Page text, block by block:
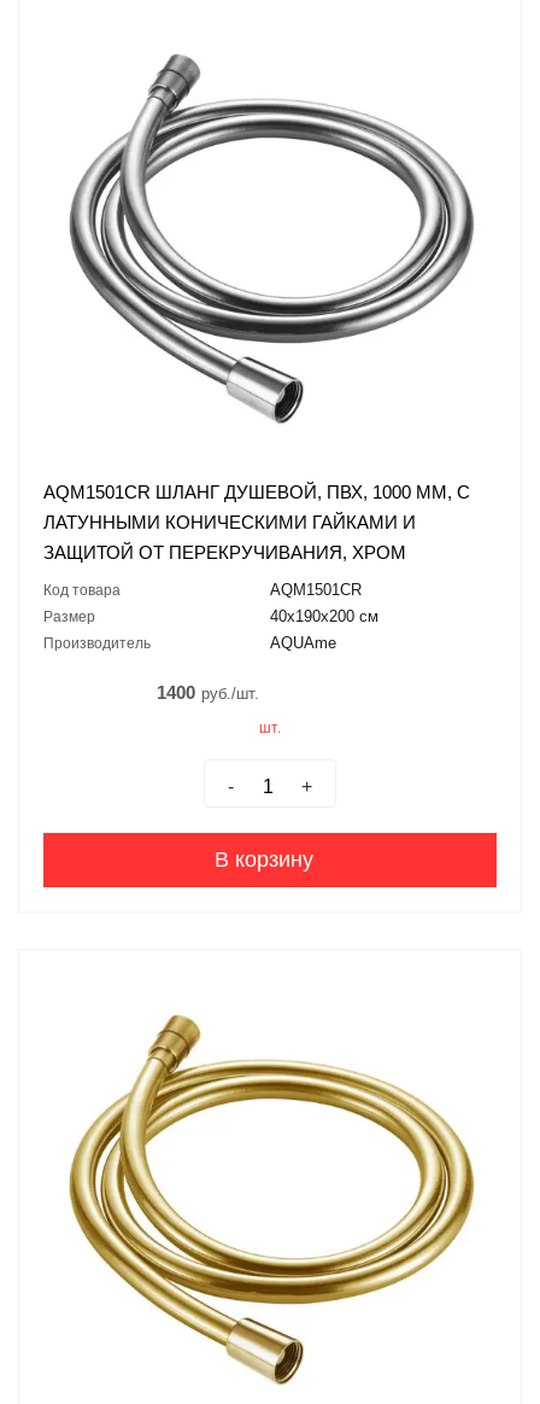
AQM1501CR ШЛАНГ ДУШЕВОЙ, ПВХ, 1000 ММ, С
ЛАТУННЫМИ КОНИЧЕСКИМИ ГАЙКАМИ И
ЗАЩИТОЙ ОТ ПЕРЕКРУЧИВАНИЯ, ХРОМ
Код товара AQM1501CR
Размер 40х190х200 см
Производитель AQUAme
1400 руб./шт.
шт.
- +
В корзину